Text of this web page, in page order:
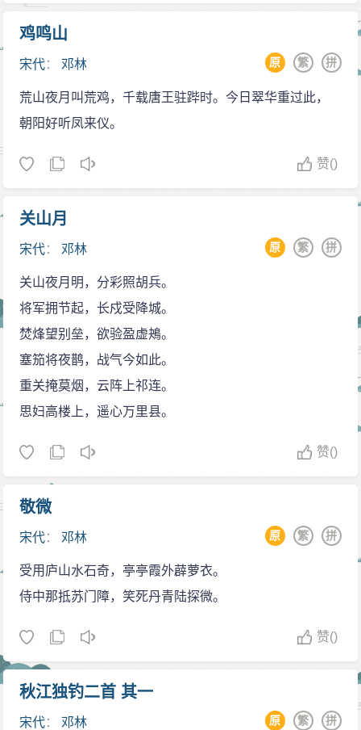
鸡鸣山
宋代： 邓林 拼
繁
原
荒山夜月叫荒鸡，千载唐王驻跸时。今日翠华重过此，
朝阳好听凤来仪。
赞()
关山月
宋代： 邓林 拼
繁
原
关山夜月明，分彩照胡兵。
将军拥节起，长戍受降城。
焚烽望别垒，欲验盈虚鴂。
塞笳将夜鹊，战气今如此。
重关掩莫烟，云阵上祁连。
思妇高楼上，遥心万里县。
赞()
敬微
宋代： 邓林 拼
繁
原
受用庐山水石奇，亭亭霞外薜萝衣。
侍中那抵苏门障，笑死丹青陆探微。
赞()
秋江独钓二首 其一
宋代： 邓林 拼
繁
原